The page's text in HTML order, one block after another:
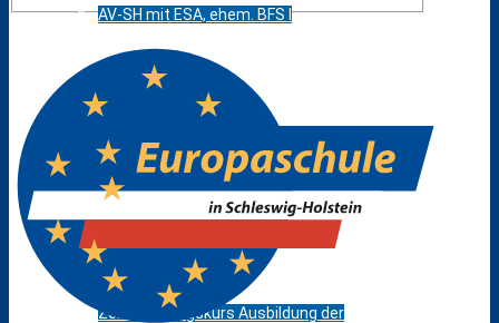
AV-SH mit ESA, ehem. BFS I
Bik-DaZ
Zusatzqualifikationen
Zertifizierungskurs Ausbildung der